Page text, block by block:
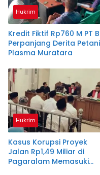
Hukrim
Kredit Fiktif Rp760 M PT
Perpanjang Derita Petani
Plasma Muratara
Hukrim
Kasus Korupsi Proyek
Jalan Rp1,49 Miliar di
Pagaralam Memasuki